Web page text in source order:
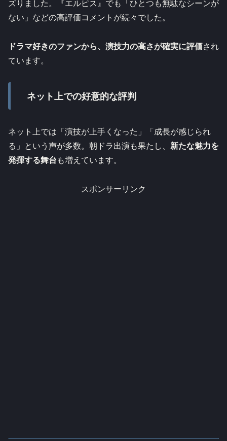
ズりました。『エルピス』でも「ひとつも無駄なシーンが
ない」などの高評価コメントが続々でした。​
ドラマ好きのファンから、演技力の高さが確実に評価され
ています。
ネット上での好意的な評判
ネット上では「演技が上手くなった」「成長が感じられ
る」という声が多数。朝ドラ出演も果たし、 新たな魅力を
発揮する舞台も増えています。​
スポンサーリンク